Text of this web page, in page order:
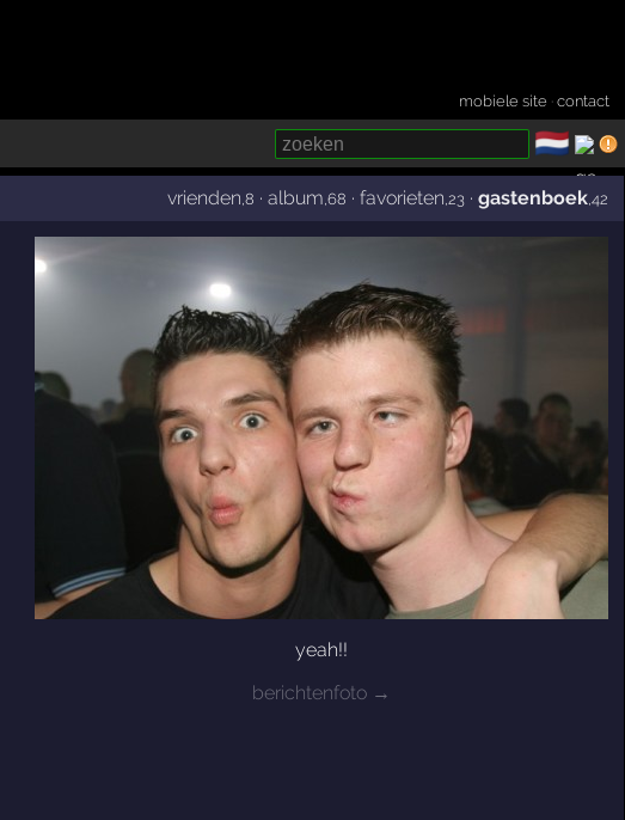
mobiele site ·contact
🇳🇱
vrienden ,8 ·album ,68 ·favorieten ,23 ·gastenboek,42
yeah!!
berichtenfoto →